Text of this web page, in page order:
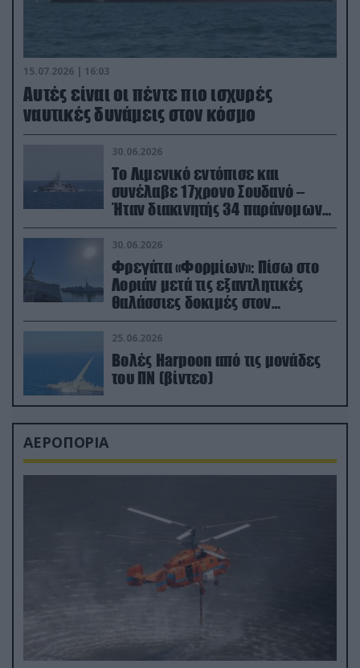
15.07.2026 | 16:03
Aυτές είναι οι πέντε πιο ισχυρές
ναυτικές δυνάμεις στον κόσμο
30.06.2026
Το Λιμενικό εντόπισε και
συνέλαβε 17χρονο Σουδανό –
Ήταν διακινητής 34 παράνομων
μεταναστών
30.06.2026
Φρεγάτα «Φορμίων»: Πίσω στο
Λοριάν μετά τις εξαντλητικές
θαλάσσιες δοκιμές στον
απαιτητικό Βισκαϊκό
25.06.2026
Βολές Harpoon από τις μονάδες
του ΠΝ (βίντεο)
ΑΕΡΟΠΟΡΙΑ